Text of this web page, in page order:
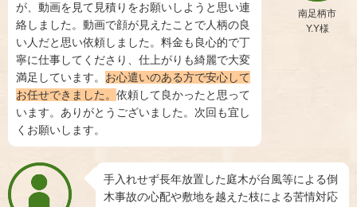
南足柄市
Y.Y様
が、動画を見て見積りをお願いしようと思い連
絡しました。動画で顔が見えたことで人柄の良
い人だと思い依頼しました。料金も良心的で丁
寧に仕事してくださり、仕上がりも綺麗で大変
満足しています。 お心遣いのある方で安心して
お任せできました。 依頼して良かったと思って
います。ありがとうございました。次回も宜し
くお願いします。
手入れせず長年放置した庭木が台風等による倒
木事故の心配や敷地を越えた枝による苦情対応